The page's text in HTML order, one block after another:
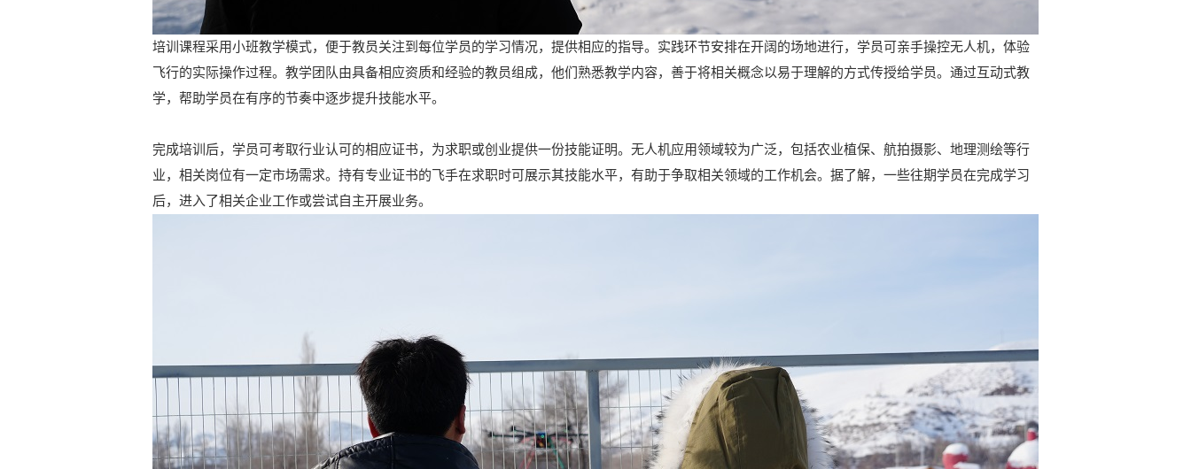
培训课程采用小班教学模式，便于教员关注到每位学员的学习情况，提供相应的指导。实践环节安排在开阔的场地进行，学员可亲手操控无人机，体验
飞行的实际操作过程。教学团队由具备相应资质和经验的教员组成，他们熟悉教学内容，善于将相关概念以易于理解的方式传授给学员。通过互动式教
学，帮助学员在有序的节奏中逐步提升技能水平。
完成培训后，学员可考取行业认可的相应证书，为求职或创业提供一份技能证明。无人机应用领域较为广泛，包括农业植保、航拍摄影、地理测绘等行
业，相关岗位有一定市场需求。持有专业证书的飞手在求职时可展示其技能水平，有助于争取相关领域的工作机会。据了解，一些往期学员在完成学习
后，进入了相关企业工作或尝试自主开展业务。